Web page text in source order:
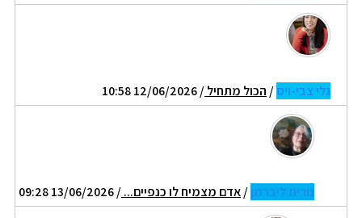
גלי צבי-ויס/ הכול מתחיל/ 12/06/2026 10:58
נורית ליברמן/אדם מצמיח לו כנפיים.../ 13/06/2026 09:28